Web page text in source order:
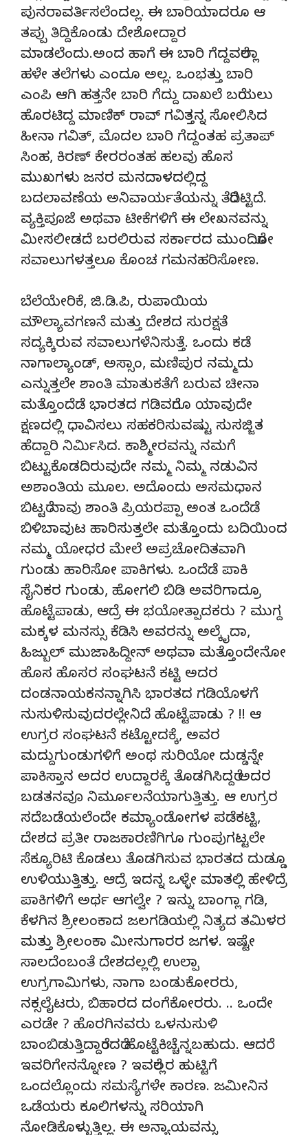
ಪುನರಾವರ್ತಿಸಲೆಂದಲ್ಲ. ಈ ಬಾರಿಯಾದರೂ ಆ
ತಪ್ಪು ತಿದ್ದಿಕೊಂಡು ದೇಶೋದ್ದಾರ
ಮಾಡಲೆಂದು.ಅಂದ ಹಾಗೆ ಈ ಬಾರಿ ಗೆದ್ದವರೆಲ್ಲಾ
ಹಳೇ ತಲೆಗಳು ಎಂದೂ ಅಲ್ಲ. ಒಂಭತ್ತು ಬಾರಿ
ಎಂಪಿ ಆಗಿ ಹತ್ತನೇ ಬಾರಿ ಗೆದ್ದು ದಾಖಲೆ ಬರೆಯಲು
ಹೊರಟಿದ್ದ ಮಾಣಿಕ್ ರಾವ್ ಗವಿತ್ತನ್ನ ಸೋಲಿಸಿದ
ಹೀನಾ ಗವಿತ್, ಮೊದಲ ಬಾರಿ ಗೆದ್ದಂತಹ ಪ್ರತಾಪ್
ಸಿಂಹ, ಕಿರಣ್ ಕೇರರಂತಹ ಹಲವು ಹೊಸ
ಮುಖಗಳು ಜನರ ಮನದಾಳದಲ್ಲಿದ್ದ
ಬದಲಾವಣೆಯ ಅನಿವಾರ್ಯತೆಯನ್ನು ತೆರೆದಿಟ್ಟಿದೆ.
ವ್ಯಕ್ತಿಪೂಜೆ ಅಥವಾ ಟೀಕೆಗಳಿಗೆ ಈ ಲೇಖನವನ್ನು
ಮೀಸಲೀಡದೆ ಬರಲಿರುವ ಸರ್ಕಾರದ ಮುಂದಿರೋ
ಸವಾಲುಗಳತ್ತಲೂ ಕೊಂಚ ಗಮನಹರಿಸೋಣ.
ಬೆಲೆಯೇರಿಕೆ, ಜಿ.ಡಿ.ಪಿ, ರುಪಾಯಿಯ
ಮೌಲ್ಯಾವಗಣನೆ ಮತ್ತು ದೇಶದ ಸುರಕ್ಷತೆ
ಸದ್ಯಕ್ಕಿರುವ ಸವಾಲುಗಳೆನಿಸುತ್ತೆ. ಒಂದು ಕಡೆ
ನಾಗಾಲ್ಯಾಂಡ್, ಅಸ್ಸಾಂ, ಮಣಿಪುರ ನಮ್ಮದು
ಎನ್ನುತ್ತಲೇ ಶಾಂತಿ ಮಾತುಕತೆಗೆ ಬರುವ ಚೀನಾ
ಮತ್ತೊಂದೆಡೆ ಭಾರತದ ಗಡಿವರೆಗೂ ಯಾವುದೇ
ಕ್ಷಣದಲ್ಲಿ ಧಾವಿಸಲು ಸಹಕರಿಸುವಷ್ಟು ಸುಸಜ್ಜಿತ
ಹೆದ್ದಾರಿ ನಿರ್ಮಿಸಿದ. ಕಾಶ್ಮೀರವನ್ನು ನಮಗೆ
ಬಿಟ್ಟುಕೊಡದಿರುವುದೇ ನಮ್ಮ ನಿಮ್ಮ ನಡುವಿನ
ಅಶಾಂತಿಯ ಮೂಲ. ಅದೊಂದು ಅಸಮಧಾನ
ಬಿಟ್ಟರೆ ನಾವು ಶಾಂತಿ ಪ್ರಿಯರಪ್ಪಾ ಅಂತ ಒಂದೆಡೆ
ಬಿಳಿಬಾವುಟ ಹಾರಿಸುತ್ತಲೇ ಮತ್ತೊಂದು ಬದಿಯಿಂದ
ನಮ್ಮ ಯೋಧರ ಮೇಲೆ ಅಪ್ರಚೋದಿತವಾಗಿ
ಗುಂಡು ಹಾರಿಸೋ ಪಾಕಿಗಳು. ಒಂದೆಡೆ ಪಾಕಿ
ಸೈನಿಕರ ಗುಂಡು, ಹೋಗಲಿ ಬಿಡಿ ಅವರಿಗಾದ್ರೂ
ಹೊಟ್ಟೆಪಾಡು, ಆದ್ರೆ ಈ ಭಯೋತ್ಪಾದಕರು ? ಮುಗ್ದ
ಮಕ್ಕಳ ಮನಸ್ಸು ಕೆಡಿಸಿ ಅವರನ್ನು ಅಲ್ಕೈದಾ,
ಹಿಜ್ಬುಲ್ ಮುಜಾಹಿದ್ದೀನ್ ಅಥವಾ ಮತ್ತೊಂದೇನೋ
ಹೊಸ ಹೊಸರ ಸಂಘಟನೆ ಕಟ್ಟಿ ಅದರ
ದಂಡನಾಯಕನನ್ನಾಗಿಸಿ ಭಾರತದ ಗಡಿಯೊಳಗೆ
ನುಸುಳಿಸುವುದರಲ್ಲೇನಿದೆ ಹೊಟ್ಟೆಪಾಡು ? !! ಆ
ಉಗ್ರರ ಸಂಘಟನೆ ಕಟ್ಟೋದಕ್ಕೆ, ಅವರ
ಮದ್ದುಗುಂಡುಗಳಿಗೆ ಅಂಥ ಸುರಿಯೋ ದುಡ್ಡನ್ನೇ
ಪಾಕಿಸ್ತಾನ ಅದರ ಉದ್ದಾರಕ್ಕೆ ತೊಡಗಿಸಿದ್ದರೆ ಅದರ
ಬಡತನವೂ ನಿರ್ಮೂಲನೆಯಾಗುತ್ತಿತ್ತು. ಆ ಉಗ್ರರ
ಸದೆಬಡೆಯಲೆಂದೇ ಕಮ್ಯಾಂಡೋಗಳ ಪಡೆಕಟ್ಟಿ,
ದೇಶದ ಪ್ರತೀ ರಾಜಕಾರಣಿಗಿಗೂ ಗುಂಪುಗಟ್ಟಲೇ
ಸೆಕ್ಯೂರಿಟಿ ಕೊಡಲು ತೊಡಗಿಸುವ ಭಾರತದ ದುಡ್ಡೂ
ಉಳಿಯುತ್ತಿತ್ತು. ಆದ್ರೆ ಇದನ್ನ ಒಳ್ಳೇ ಮಾತಲ್ಲಿ ಹೇಳಿದ್ರೆ
ಪಾಕಿಗಳಿಗೆ ಅರ್ಥ ಆಗಲ್ವೇ ? ಇನ್ನು ಬಾಂಗ್ಲಾ ಗಡಿ,
ಕೆಳಗಿನ ಶ್ರೀಲಂಕಾದ ಜಲಗಡಿಯಲ್ಲಿ ನಿತ್ಯದ ತಮಿಳರ
ಮತ್ತು ಶ್ರೀಲಂಕಾ ಮೀನುಗಾರರ ಜಗಳ. ಇಷ್ಟೇ
ಸಾಲದೆಂಬಂತೆ ದೇಶದಲ್ಲಲ್ಲಿ ಉಲ್ಪಾ
ಉಗ್ರಗಾಮಿಗಳು, ನಾಗಾ ಬಂಡುಕೋರರು,
ನಕ್ಸಲೈಟರು, ಬಿಹಾರದ ದಂಗೆಕೋರರು. .. ಒಂದೇ
ಎರಡೇ ? ಹೊರಗಿನವರು ಒಳನುಸುಳಿ
ಬಾಂಬಿಡುತ್ತಿದ್ದಾರೆಂದರೆ ಹೊಟ್ಟೆಕಿಚ್ಚೆನ್ನಬಹುದು. ಆದರೆ
ಇವರಿಗೇನನ್ನೋಣ ? ಇವರೆಲ್ಲರ ಹುಟ್ಟಿಗೆ
ಒಂದಲ್ಲೊಂದು ಸಮಸ್ಯೆಗಳೇ ಕಾರಣ. ಜಮೀನಿನ
ಒಡೆಯರು ಕೂಲಿಗಳನ್ನು ಸರಿಯಾಗಿ
ನೋಡಿಕೊಳ್ಳುತ್ತಿಲ್ಲ. ಈ ಅನ್ಯಾಯವನ್ನು